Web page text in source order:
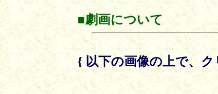
■劇画について
{ 以下の画像の上で、